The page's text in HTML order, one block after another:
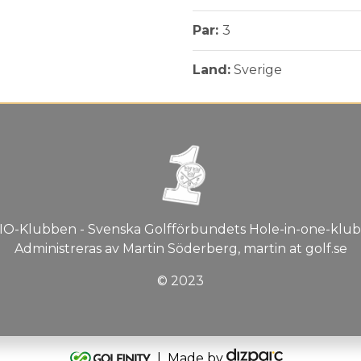
Par: 3
Land: Sverige
Klubben - Svenska Golfförbundets Hole-in-one-
Administreras av Martin Söderberg, martin at golf.se
© 2023
| Made by